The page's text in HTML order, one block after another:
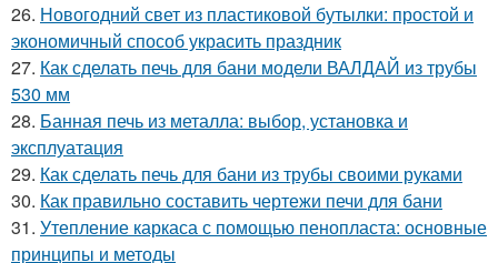
26. Новогодний свет из пластиковой бутылки: простой и
экономичный способ украсить праздник
27. Как сделать печь для бани модели ВАЛДАЙ из трубы
530 мм
28. Банная печь из металла: выбор, установка и
эксплуатация
29. Как сделать печь для бани из трубы своими руками
30. Как правильно составить чертежи печи для бани
31. Утепление каркаса с помощью пенопласта: основные
принципы и методы